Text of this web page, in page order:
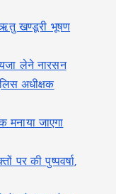
ऋतु खण्डूरी भूषण
लेने नारसन
अधीक्षक
जाएगा
पर की पुष्पवर्षा,